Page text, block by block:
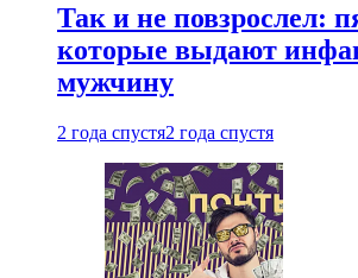
Так и не повзрослел:
которые выдают
мужчину
2 года спустя2 года спустя